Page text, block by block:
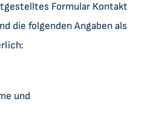
Formular Kontakt
die folgenden Angaben als
und